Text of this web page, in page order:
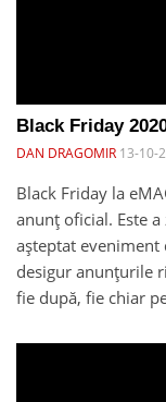
Black Friday
DAN DRAGOMIR 13-10-
Black Friday la
anunț oficial. Este
așteptat eveniment
desigur anunțurile
fie după, fie chiar